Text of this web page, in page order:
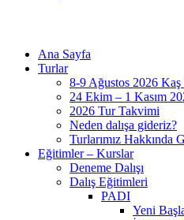
Ana Sayfa
Turlar
8-9 Ağustos 2026 Kaş
24 Ekim – 1 Kasım
2026 Tur Takvimi
Neden dalışa gideriz?
Turlarımız Hakkında
Eğitimler – Kurslar
Deneme Dalışı
Dalış Eğitimleri
PADI
Yeni